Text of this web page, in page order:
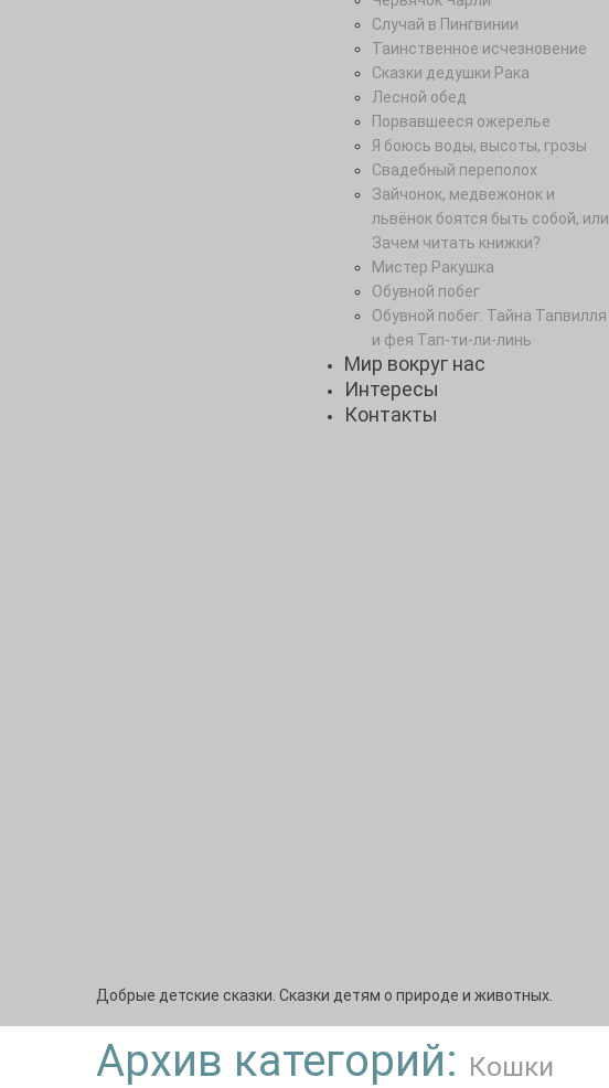
Случай в Пингвинии
Таинственное исчезновение
Сказки дедушки Рака
Лесной обед
Порвавшееся ожерелье
Я боюсь воды, высоты, грозы
Свадебный переполох
Зайчонок, медвежонок и
львёнок боятся быть собой, или
Зачем читать книжки?
Мистер Ракушка
Обувной побег
Обувной побег. Тайна Тапвилля
и фея Тап-ти-ли-линь
Мир вокруг нас
Интересы
Контакты
Добрые детские сказки. Сказки детям о природе и животных.
Архив категорий: Кошки